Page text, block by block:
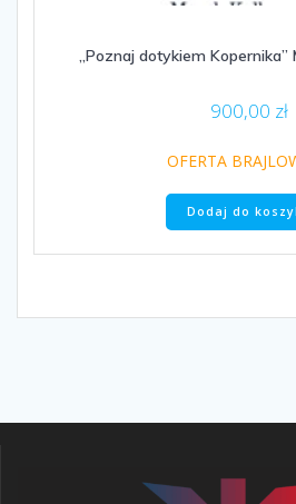
„Poznaj dotykiem
900,00 zł
OFERTA
Dodaj do